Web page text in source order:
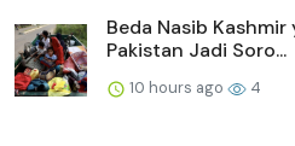
Beda Nasib
Pakistan Jadi Soro...
10 hours ago 4